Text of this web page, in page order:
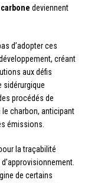
deviennent
d’adopter ces
créant
aux défis
sidérurgique
procédés de
le charbon, anticipant
émissions.
la traçabilité
de certains